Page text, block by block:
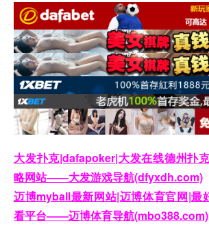
大发扑克|dafapoker|大发在线德州扑
略网站——大发游戏导航(dfyxdh.com)
迈博myball最新网站|迈博体育官网|最
看平台——迈博体育导航(mbo388.com)